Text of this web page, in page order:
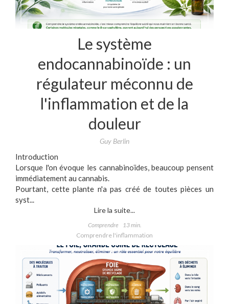
Le système
endocannabinoïde : un
régulateur méconnu de
l'inflammation et de la
douleur
Guy Berlin
Introduction
Lorsque l'on évoque les cannabinoïdes, beaucoup pensent
immédiatement au cannabis.
Pourtant, cette plante n'a pas créé de toutes pièces un
syst...
Lire la suite...
Comprendre
13 min.
Comprendre l'inflammation